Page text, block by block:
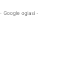
- Google oglasi -